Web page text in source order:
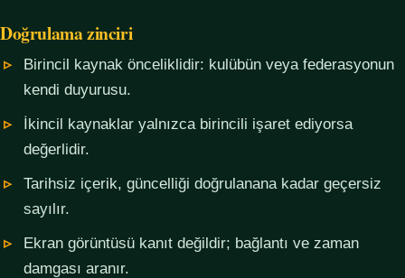
Doğrulama zinciri
Birincil kaynak önceliklidir: kulübün veya federasyonun
kendi duyurusu.
İkincil kaynaklar yalnızca birincili işaret ediyorsa
değerlidir.
Tarihsiz içerik, güncelliği doğrulanana kadar geçersiz
sayılır.
Ekran görüntüsü kanıt değildir; bağlantı ve zaman
damgası aranır.